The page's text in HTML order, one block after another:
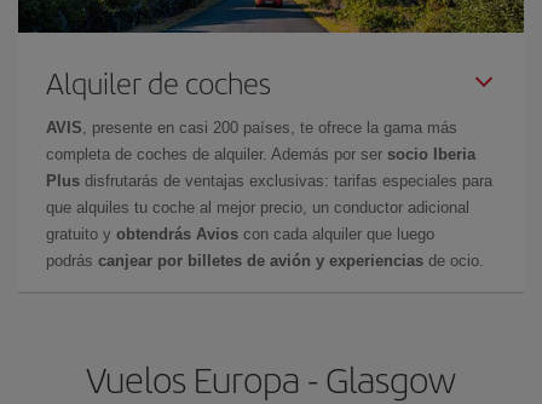
Alquiler de coches
AVIS , presente en casi 200 países, te ofrece la gama más
completa de coches de alquiler. Además por ser socio Iberia
Plus disfrutarás de ventajas exclusivas: tarifas especiales para
que alquiles tu coche al mejor precio, un conductor adicional
gratuito y obtendrás Avios con cada alquiler que luego
podrás canjear por billetes de avión y experiencias de ocio.
Vuelos Europa - Glasgow